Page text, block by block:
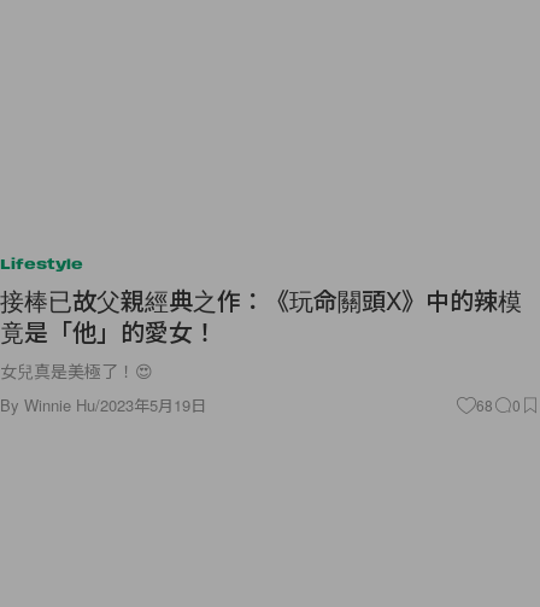
Lifestyle
接棒已故父親經典之作：《玩命關頭X》中的辣模
竟是「他」的愛女！
女兒真是美極了！😍
By Winnie Hu/2023年5月19日 68 0